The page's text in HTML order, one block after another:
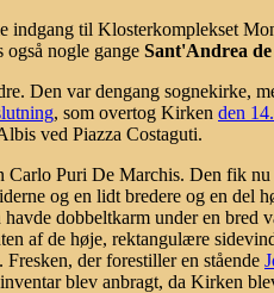
indgang til Klosterkomplekset
også nogle gange Sant'Andrea
Den var dengang sognekirke,
, som overtog Kirken den
ved Piazza Costaguti.
Puri De Marchis. Den fik nu
og en lidt bredere og en del
dobbeltkarm under en bred
af de høje, rektangulære
der forestiller en stående
blev anbragt, da Kirken